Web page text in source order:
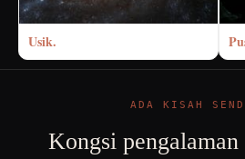
Usik.
ADA KISAH
Kongsi pengalaman